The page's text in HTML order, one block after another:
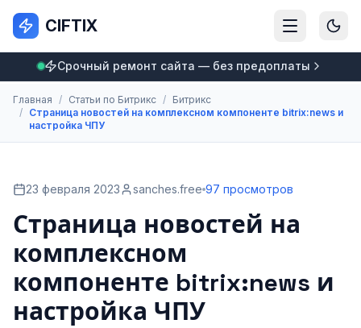
CIFTIX
Срочный ремонт сайта — без предоплаты
Главная / Статьи по Битрикс / Битрикс
/ Страница новостей на комплексном компоненте bitrix:news и
настройка ЧПУ
23 февраля 2023 sanches.free 97 просмотров
Страница новостей на
комплексном
компоненте bitrix:news и
настройка ЧПУ